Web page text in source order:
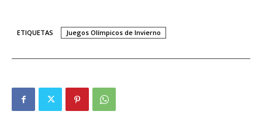
ETIQUETAS Juegos Olímpicos de Invierno